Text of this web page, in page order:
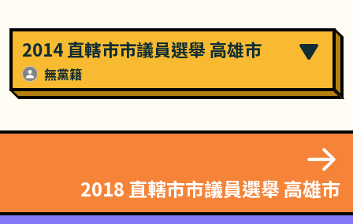
2014 直轄市市議員選舉 高雄市
無黨籍
2018 直轄市市議員選舉 高雄市